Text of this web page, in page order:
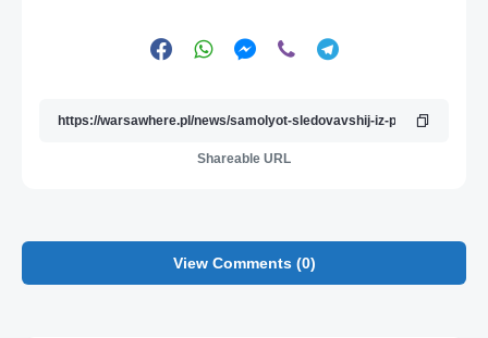
Shareable URL
View Comments (0)